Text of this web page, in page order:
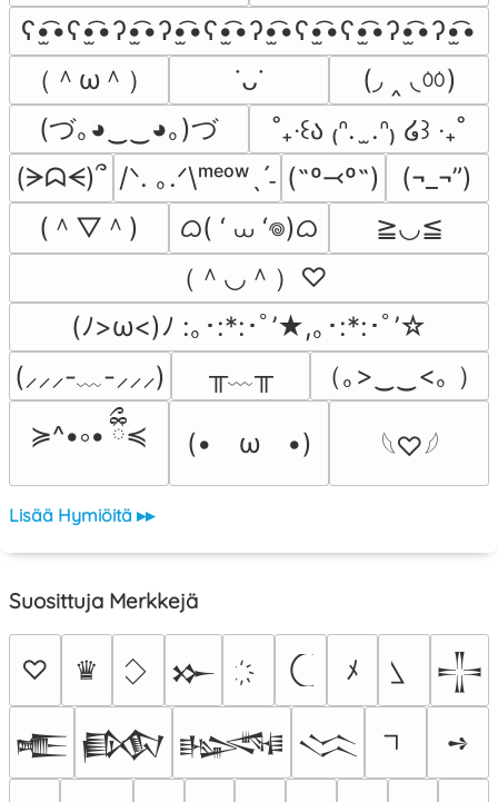
ʕ•̫͡•ʕ•̫͡•ʔ•̫͡•ʔ•̫͡•ʕ•̫͡•ʔ•̫͡•ʕ•̫͡•ʕ•̫͡•ʔ•̫͡•ʔ•̫͡•
（＾ω＾）
˙ᴗ˙
(◞ ‸ ◟ㆀ)
(づ｡◕‿‿◕｡)づ
˚₊‧꒰ა ₍ᐢ.  ̫.ᐢ₎ ໒꒱ ‧₊˚
(ᗒᗣᗕ)՞ /ᐠ. ｡.ᐟ\ᵐᵉᵒʷˎˊ˗ (˶º⤙º˶)
(¬_¬”)
(＾▽＾)
ᜊ( ‘ ⩊ ‘𖦹)ᜊ
≧◡≦
（＾◡＾）♡
(ﾉ>ω<)ﾉ :｡･:*:･ﾟ’★,｡･:*:･ﾟ’☆
(⸝⸝⸝-﹏-⸝⸝⸝)
╥﹏╥
（｡>‿‿<｡ ）
≽^•༚• ྀིྀ≼
(•　ω　•) 𓆩♡𓆪
Lisää Hymiöitä ▸▸
Suosittuja Merkkejä
♡ ♛ 𒁍 ﾒ 𒋲
𒍫 𒁃 𒈙 𒈱 ➺